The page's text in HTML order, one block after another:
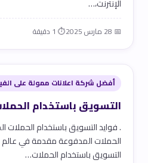
الإنترنت،…
📅 28 مارس 2025 ⏱ 1 دقيقة
أفضل شركة اعلانات ممولة على
التسويق باستخدام
. فوايد التسويق باستخدام الحملات
الحملات المدفوعة مقدمة في عالم
التسويق باستخدام الحملات…